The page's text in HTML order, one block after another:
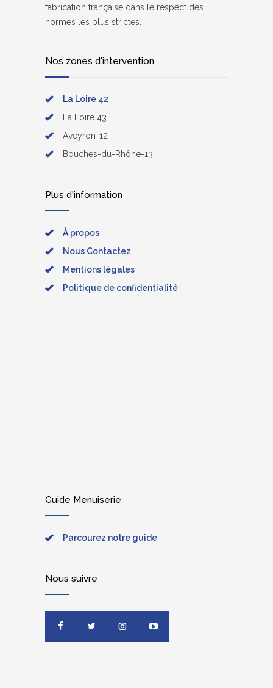
fabrication française dans le respect des
normes les plus strictes.
Nos zones d'intervention
La Loire 42
La Loire 43
Aveyron-12
Bouches-du-Rhône-13
Plus d'information
À propos
Nous Contactez
Mentions légales
Politique de confidentialité
Guide Menuiserie
Parcourez notre guide
Nous suivre